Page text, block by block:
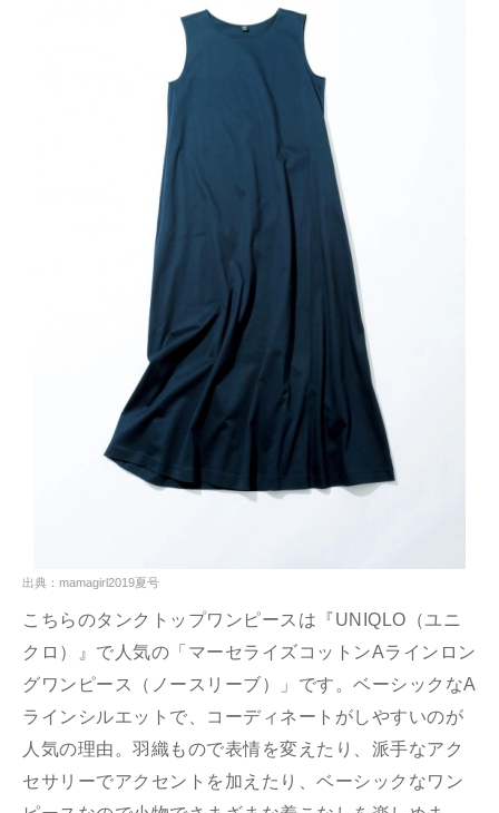
出典：mamagirl2019夏号
こちらのタンクトップワンピースは『UNIQLO（ユニ
クロ）』で人気の「マーセライズコットンAラインロン
グワンピース（ノースリーブ）」です。ベーシックなA
ラインシルエットで、コーディネートがしやすいのが
人気の理由。羽織もので表情を変えたり、派手なアク
セサリーでアクセントを加えたり、ベーシックなワン